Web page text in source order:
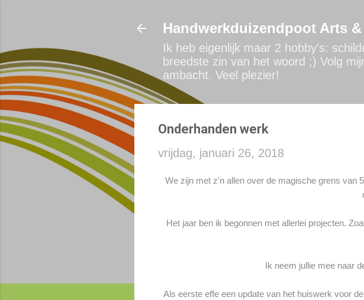
Handwerkduizendpoot Arts
Ik heb eigenlijk maar 2 hobby's:
breedste zin van het woord ;) Volg
ambacht. Veel plezier!
Onderhanden werk
vrijdag, januari 26, 2018
We zijn met z'n allen over de magische grens van
Het jaar ben ik begonnen met allerlei projecten.
Ik neem jullie mee naar
Als eerste effe een update van het huiswerk voor